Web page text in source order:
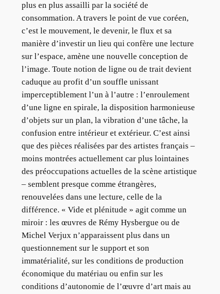
plus en plus assailli par la société de
consommation. A travers le point de vue coréen,
c’est le mouvement, le devenir, le flux et sa
manière d’investir un lieu qui confère une lecture
sur l’espace, amène une nouvelle conception de
l’image. Toute notion de ligne ou de trait devient
caduque au profit d’un souffle unissant
imperceptiblement l’un à l’autre : l’enroulement
d’une ligne en spirale, la disposition harmonieuse
d’objets sur un plan, la vibration d’une tâche, la
confusion entre intérieur et extérieur. C’est ainsi
que des pièces réalisées par des artistes français –
moins montrées actuellement car plus lointaines
des préoccupations actuelles de la scène artistique
– semblent presque comme étrangères,
renouvelées dans une lecture, celle de la
différence. « Vide et plénitude » agit comme un
miroir : les œuvres de Rémy Hysbergue ou de
Michel Verjux n’apparaissent plus dans un
questionnement sur le support et son
immatérialité, sur les conditions de production
économique du matériau ou enfin sur les
conditions d’autonomie de l’œuvre d’art mais au